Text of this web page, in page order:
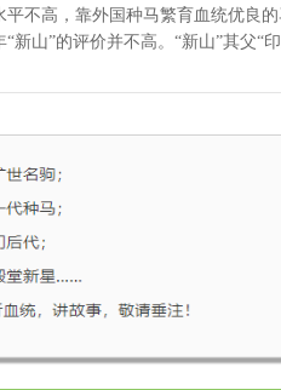
不高，靠外国种马繁育血统优良
山”的评价并不高。“新山”其父“